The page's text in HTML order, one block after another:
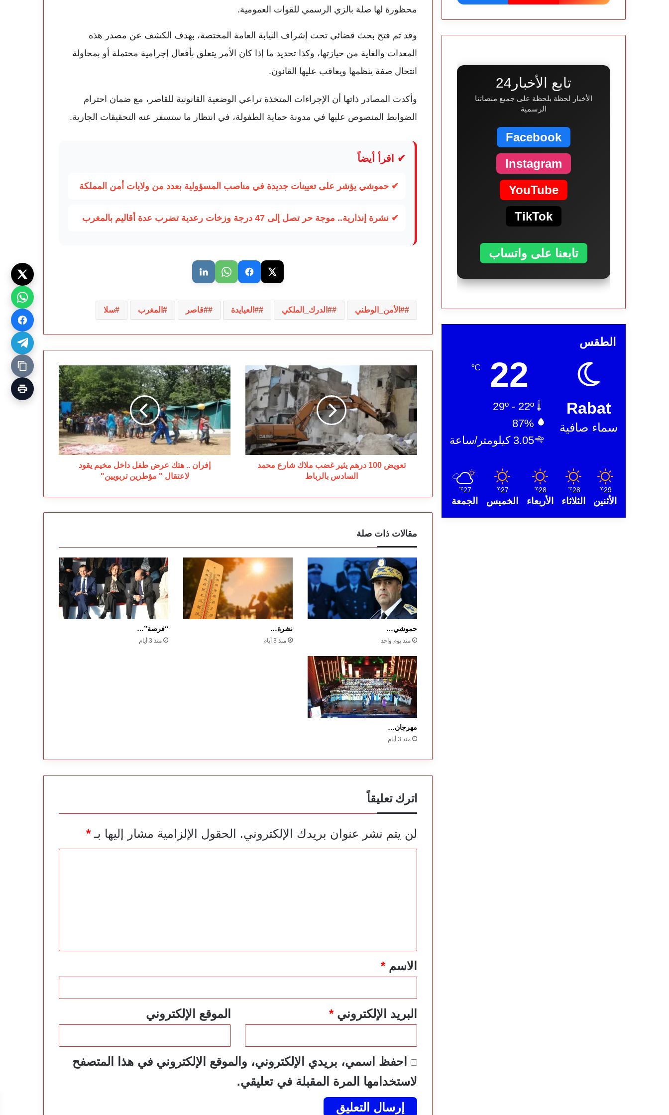
محظورة لها صلة بالزي الرسمي للقوات العمومية.
وقد تم فتح بحث قضائي تحت إشراف النيابة العامة المختصة، بهدف الكشف عن مصدر هذه
المعدات والغاية من حيازتها، وكذا تحديد ما إذا كان الأمر يتعلق بأفعال إجرامية محتملة أو بمحاولة
انتحال صفة ينظمها ويعاقب عليها القانون.
وأكدت المصادر ذاتها أن الإجراءات المتخذة تراعي الوضعية القانونية للقاصر، مع ضمان احترام
الضوابط المنصوص عليها في مدونة حماية الطفولة، في انتظار ما ستسفر عنه التحقيقات الجارية.
✔ اقرأ أيضاً
✔ حموشي يؤشر على تعيينات جديدة في مناصب المسؤولية بعدد من ولايات أمن المملكة
✔ نشرة إنذارية.. موجة حر تصل إلى 47 درجة وزخات رعدية تضرب عدة أقاليم بالمغرب
#الأمن_الوطني #الدرك_الملكي #العيايدة #قاصر المغرب سلا
تعويض
100
درهم
يثير
غضب
ملاك
شارع
محمد
السادس
بالرباط
تعويض 100 درهم يثير غضب ملاك شارع محمد
السادس بالرباط
إفران
..
هتك
عرض
طفل
داخل
مخيم
يقود
لاعتقال
مؤطرين
إفران .. هتك عرض طفل داخل مخيم يقود
لاعتقال " مؤطرين تربويين"
مقالات ذات صلة
حموشي…
منذ يوم واحد
نشرة…
منذ 3 أيام
“فرصة”…
منذ 3 أيام
مهرجان…
منذ 3 أيام
اترك تعليقاً
لن يتم نشر عنوان بريدك الإلكتروني. الحقول الإلزامية مشار إليها بـ*
*الاسم*
البريد الإلكتروني* الموقع الإلكتروني
احفظ اسمي، بريدي الإلكتروني، والموقع الإلكتروني في هذا المتصفح
لاستخدامها المرة المقبلة في تعليقي.
تابع الأخبار24
الأخبار لحظة بلحظة على جميع منصاتنا
الرسمية
Facebook
Instagram
YouTube
TikTok
تابعنا على واتساب
الطقس
Rabat
سماء صافية
22
℃
87%
3.05 كيلومتر/ساعة
29
℃
الأثنين
28
℃
الثلاثاء
28
℃
الأربعاء
27
℃
الخميس
27
℃
الجمعة